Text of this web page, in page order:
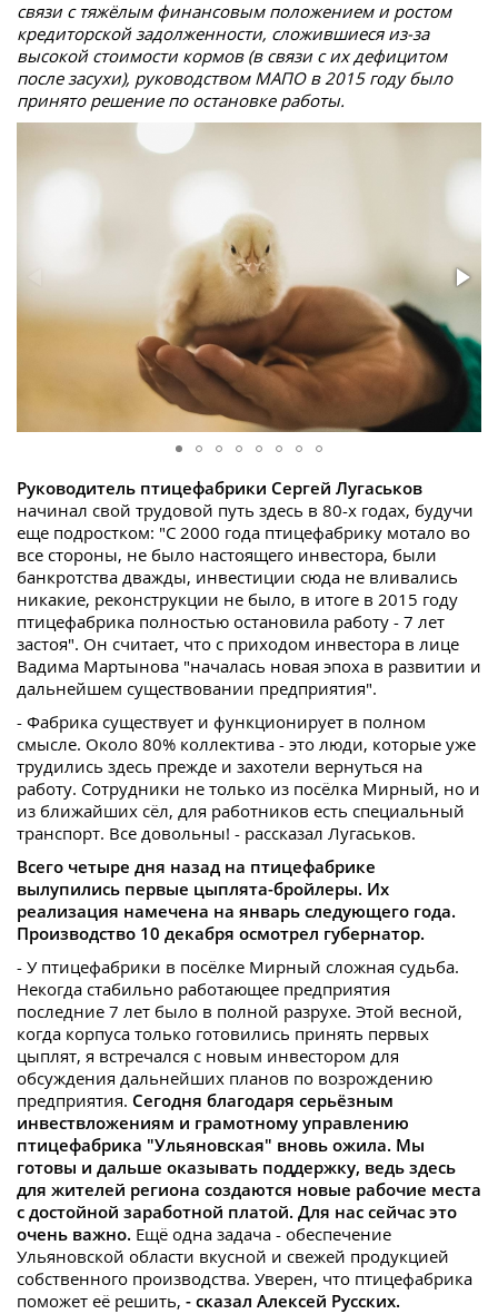
связи с тяжёлым финансовым положением и ростом
кредиторской задолженности, сложившиеся из-за
высокой стоимости кормов (в связи с их дефицитом
после засухи), руководством МАПО в 2015 году было
принято решение по остановке работы.
Руководитель птицефабрики Сергей Лугаськов
начинал свой трудовой путь здесь в 80-х годах, будучи
еще подростком: "С 2000 года птицефабрику мотало во
все стороны, не было настоящего инвестора, были
банкротства дважды, инвестиции сюда не вливались
никакие, реконструкции не было, в итоге в 2015 году
птицефабрика полностью остановила работу - 7 лет
застоя". Он считает, что с приходом инвестора в лице
Вадима Мартынова "началась новая эпоха в развитии и
дальнейшем существовании предприятия".
- Фабрика существует и функционирует в полном
смысле. Около 80% коллектива - это люди, которые уже
трудились здесь прежде и захотели вернуться на
работу. Сотрудники не только из посёлка Мирный, но и
из ближайших сёл, для работников есть специальный
транспорт. Все довольны! - рассказал Лугаськов.
Всего четыре дня назад на птицефабрике
вылупились первые цыплята-бройлеры. Их
реализация намечена на январь следующего года.
Производство 10 декабря осмотрел губернатор.
- У птицефабрики в посёлке Мирный сложная судьба.
Некогда стабильно работающее предприятия
последние 7 лет было в полной разрухе. Этой весной,
когда корпуса только готовились принять первых
цыплят, я встречался с новым инвестором для
обсуждения дальнейших планов по возрождению
предприятия. Сегодня благодаря серьёзным
инвествложениям и грамотному управлению
птицефабрика "Ульяновская" вновь ожила. Мы
готовы и дальше оказывать поддержку, ведь здесь
для жителей региона создаются новые рабочие места
с достойной заработной платой. Для нас сейчас это
очень важно. Ещё одна задача - обеспечение
Ульяновской области вкусной и свежей продукцией
собственного производства. Уверен, что птицефабрика
поможет её решить, - сказал Алексей Русских.